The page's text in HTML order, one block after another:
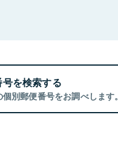
を検索する
別郵便番号をお調べします。